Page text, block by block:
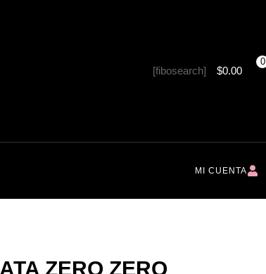
[fibosearch] $0.00
0
MI CUENTA
ZERO ZERO